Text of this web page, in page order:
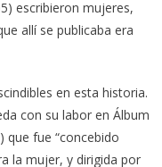
escribieron mujeres,
allí se publicaba era
en esta historia.
con su labor en Álbum
que fue “concebido
la mujer, y dirigida por